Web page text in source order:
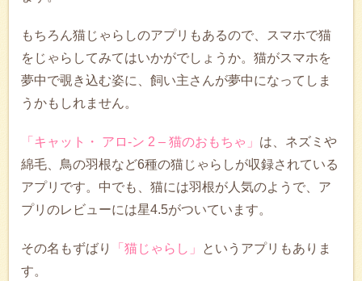
もちろん猫じゃらしのアプリもあるので、スマホで猫
をじゃらしてみてはいかがでしょうか。猫がスマホを
夢中で覗き込む姿に、飼い主さんが夢中になってしま
うかもしれません。
「キャット・ アロ-ン 2 – 猫のおもちゃ」 は、ネズミや
綿毛、鳥の羽根など6種の猫じゃらしが収録されている
アプリです。中でも、猫には羽根が人気のようで、ア
プリのレビューには星4.5がついています。
その名もずばり 「猫じゃらし」
というアプリもありま
す。